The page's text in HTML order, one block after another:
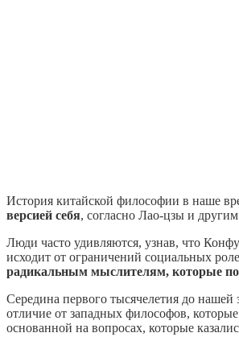
История китайской философии в наше
версией себя, согласно Лао-цзы и
Люди часто удивляются, узнав, что
исходит от ограничений социальных
радикальным мыслителям, которые
Середина первого тысячелетия до
отличие от западных философов,
основанной на вопросах, которые